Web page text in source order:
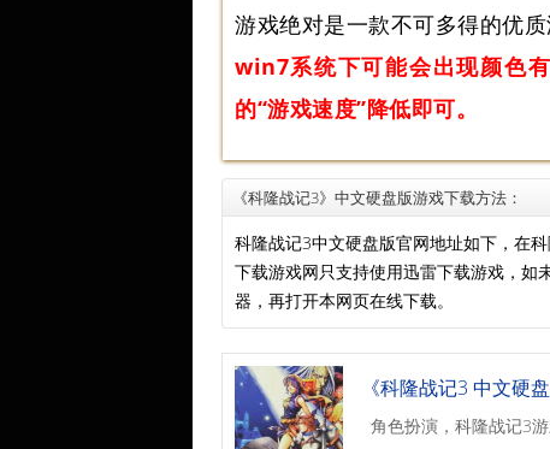
游戏绝对是一款不可多得的优质
win7系统下可能会出现颜色
的“游戏速度”降低即可。
《科隆战记3》中文硬盘版游戏下载方法：
科隆战记3中文硬盘版官网地址如下，在
下载游戏网只支持使用迅雷下载游戏，如
器，再打开本网页在线下载。
《科隆战记3 中文硬盘
角色扮演，科隆战记3